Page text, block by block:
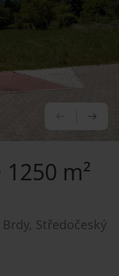
1250 m²
Středočeský